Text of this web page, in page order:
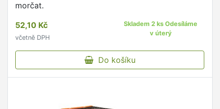
morčat.
52,10 Kč
včetně DPH
Skladem 2 ks Odesíláme
v úterý
Do košíku